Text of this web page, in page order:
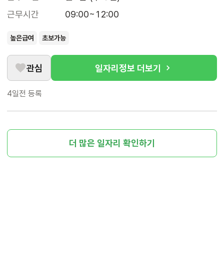
근무시간
09:00~12:00
높은급여 초보가능
관심 일자리정보 더보기
4일전 등록
더 많은 일자리 확인하기